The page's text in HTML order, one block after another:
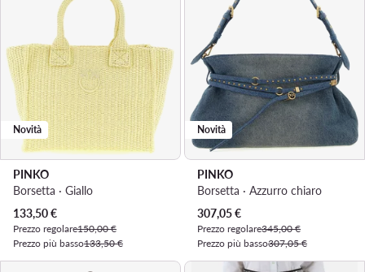
Novità
PINKO
Borsetta · Giallo
Prezzo attuale
133,50€
Prezzo regolare150,00 €
Prezzo più basso133,50 €
Novità
PINKO
Borsetta · Azzurro chiaro
Prezzo attuale
307,05€
Prezzo regolare345,00 €
Prezzo più basso307,05 €